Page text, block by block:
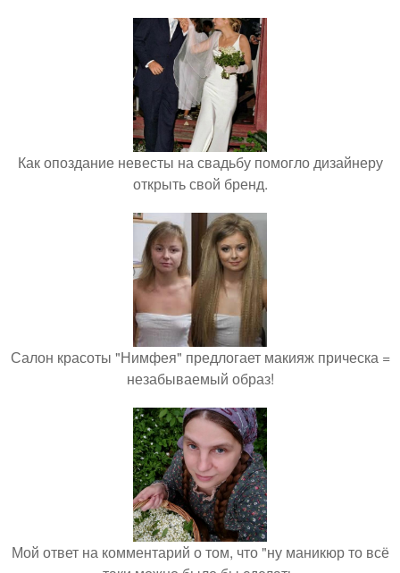
Как опоздание невесты на свадьбу помогло дизайнеру
открыть свой бренд.
Салон красоты "Нимфея" предлогает макияж прическа =
незабываемый образ!
Мой ответ на комментарий о том, что "ну маникюр то всё